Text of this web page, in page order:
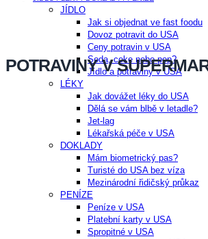
JÍDLO
Jak si objednat ve fast foodu
Dovoz potravit do USA
Ceny potravin v USA
Soda, coke nebo pop?
Jídlo a potraviny v USA
LÉKY
Jak dovážet léky do USA
Dělá se vám blbě v letadle?
Jet-lag
Lékařská péče v USA
DOKLADY
Mám biometrický pas?
Turisté do USA bez víza
Mezinárodní řidičský průkaz
PENÍZE
Peníze v USA
Platební karty v USA
Spropitné v USA
POTRAVINY V